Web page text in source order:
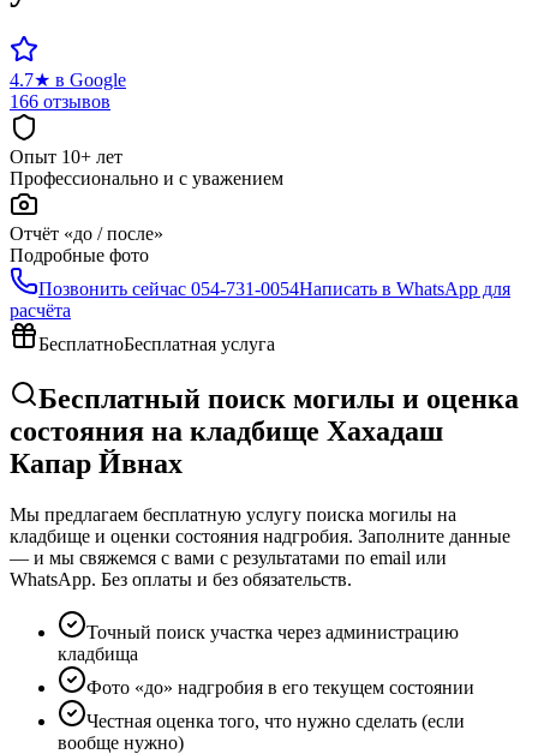
4.7★ в Google
166 отзывов
Опыт 10+ лет
Профессионально и с уважением
Отчёт «до / после»
Подробные фото
Позвонить сейчас 054-731-0054Написать в WhatsApp для
расчёта
БесплатноБесплатная услуга
Бесплатный поиск могилы и оценка
состояния на кладбище Хахадаш
Капар Йвнах
Мы предлагаем бесплатную услугу поиска могилы на
кладбище и оценки состояния надгробия. Заполните данные
— и мы свяжемся с вами с результатами по email или
WhatsApp. Без оплаты и без обязательств.
Точный поиск участка через администрацию
кладбища
Фото «до» надгробия в его текущем состоянии
Честная оценка того, что нужно сделать (если
вообще нужно)